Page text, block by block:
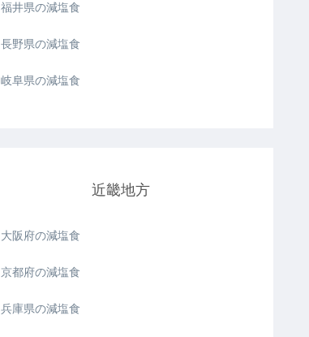
福井県の減塩食
長野県の減塩食
岐阜県の減塩食
近畿地方
大阪府の減塩食
京都府の減塩食
兵庫県の減塩食